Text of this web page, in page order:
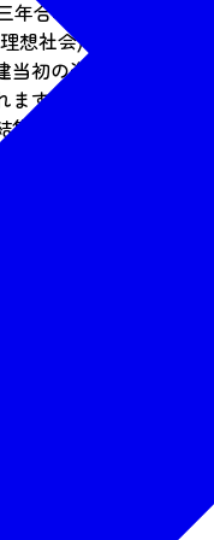
合戦)で亡くなった生
社会)を建設する、
初の姿を今に伝える
す。4本の巻柱や須弥
して荘厳されている